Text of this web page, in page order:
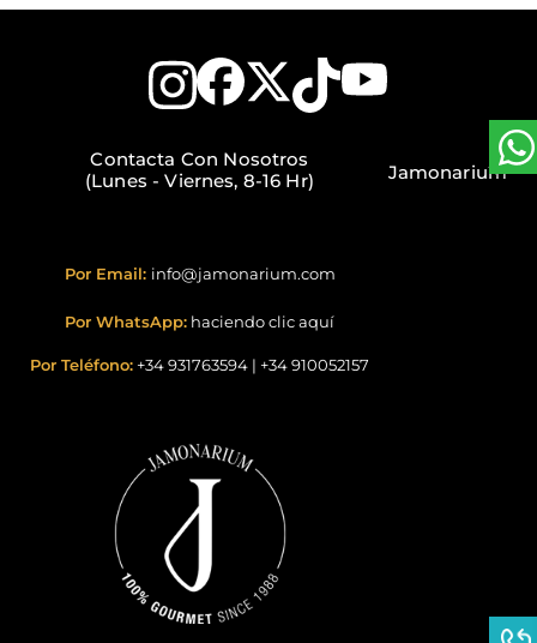
Contacta Con Nosotros
(Lunes - Viernes, 8-16 Hr)
Por Email: info@jamonarium.com
Por WhatsApp: haciendo clic aquí
Por Teléfono: +34 931763594 | +34 910052157
Jamonarium